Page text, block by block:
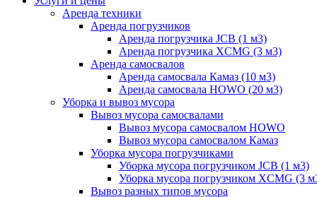
Аренда техники
Аренда погрузчиков
Аренда погрузчика JCB (1 м3)
Аренда погрузчика XCMG (3 м3)
Аренда самосвалов
Аренда самосвала Камаз (10 м3)
Аренда самосвала HOWO (20 м3)
Уборка и вывоз мусора
Вывоз мусора самосвалами
Вывоз мусора самосвалом HOWO
Вывоз мусора самосвалом Камаз
Уборка мусора погрузчиками
Уборка мусора погрузчиком JCB (1 м3)
Уборка мусора погрузчиком XCMG (3
Вывоз разных типов мусора